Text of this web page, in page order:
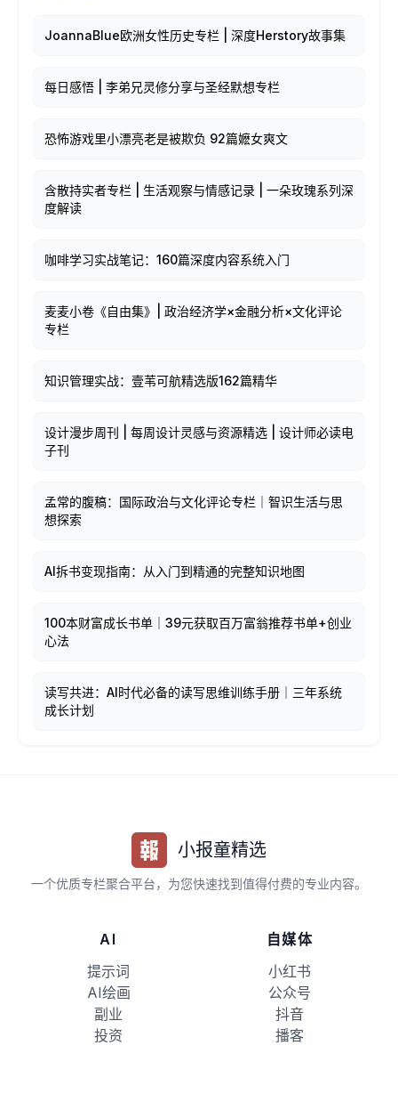
JoannaBlue欧洲女性历史专栏 | 深度Herstory故事集
每日感悟 | 李弟兄灵修分享与圣经默想专栏
恐怖游戏里小漂亮老是被欺负 92篇嬷女爽文
含散持实者专栏 | 生活观察与情感记录 | 一朵玫瑰系列深
度解读
咖啡学习实战笔记：160篇深度内容系统入门
麦麦小卷《自由集》| 政治经济学×金融分析×文化评论
专栏
知识管理实战：壹苇可航精选版162篇精华
设计漫步周刊 | 每周设计灵感与资源精选 | 设计师必读电
子刊
孟常的腹稿：国际政治与文化评论专栏｜智识生活与思
想探索
AI拆书变现指南：从入门到精通的完整知识地图
100本财富成长书单｜39元获取百万富翁推荐书单+创业
心法
读写共进：AI时代必备的读写思维训练手册｜三年系统
成长计划
小报童精选
一个优质专栏聚合平台，为您快速找到值得付费的专业内容。
AI
提示词
AI绘画
副业
投资
自媒体
小红书
公众号
抖音
播客